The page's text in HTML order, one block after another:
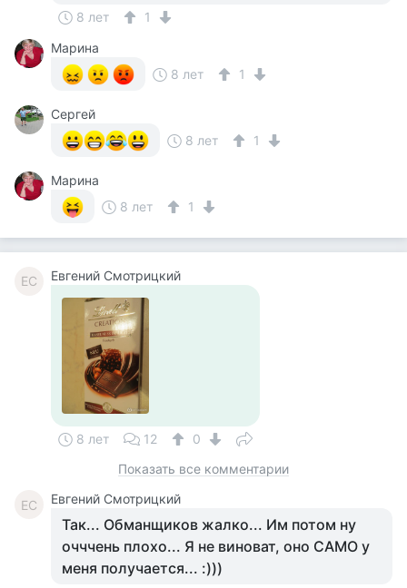
8 лет
1
Марина
8 лет
1
Сергей
8 лет
1
Марина
8 лет
1
ЕС Евгений Смотрицкий
8 лет 12
0
Показать все комментарии
ЕС Евгений Смотрицкий
Так... Обманщиков жалко... Им потом ну
очччень плохо... Я не виноват, оно САМО у
меня получается... :)))